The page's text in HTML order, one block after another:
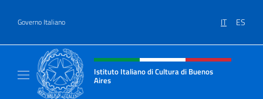
Governo Italiano IT ES
Intestazione sito, social e menù
Istituto Italiano di Cultura di Buenos
Aires